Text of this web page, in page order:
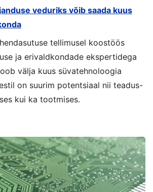
veduriks võib saada kuus
tellimusel koostöös
ja erivaldkondade ekspertidega
välja kuus süvatehnoloogia
on suurim potentsiaal nii teadus-
kui ka tootmises.